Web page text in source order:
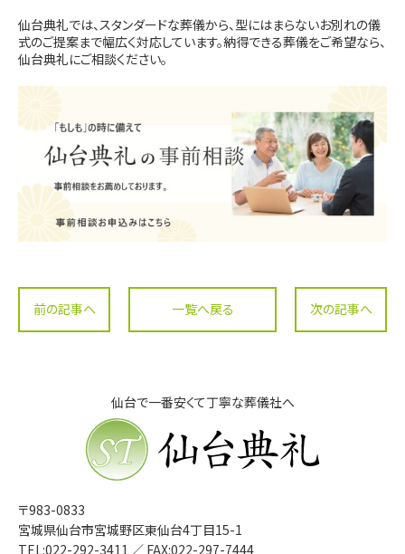
仙台典礼では、スタンダードな葬儀から、型にはまらないお別れの儀
式のご提案まで幅広く対応しています。納得できる葬儀をご希望なら、
仙台典礼にご相談ください。
一覧へ戻る
前の記事へ 次の記事へ
仙台で一番安くて丁寧な葬儀社へ
〒983-0833
宮城県仙台市宮城野区東仙台4丁目15-1
TEL:022-292-3411 ／ FAX:022-297-7444